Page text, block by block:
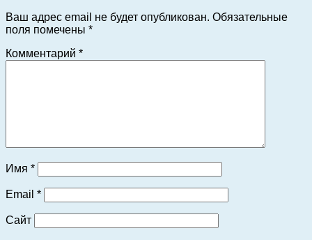
Ваш адрес email не будет опубликован. Обязательные
поля помечены *
Комментарий *
Имя *
Email *
Сайт